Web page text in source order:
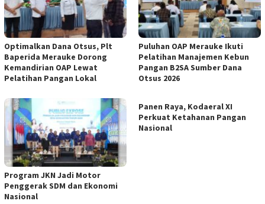
Optimalkan Dana Otsus, Plt
Baperida Merauke Dorong
Kemandirian OAP Lewat
Pelatihan Pangan Lokal
Puluhan OAP Merauke Ikuti
Pelatihan Manajemen Kebun
Pangan B2SA Sumber Dana
Otsus 2026
Program JKN Jadi Motor
Penggerak SDM dan Ekonomi
Nasional
Panen Raya, Kodaeral XI
Perkuat Ketahanan Pangan
Nasional